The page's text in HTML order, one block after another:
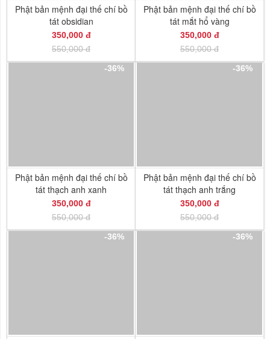
Phật bản mệnh đại thế chí bồ
tát obsidian
350,000 đ
550,000 đ
Phật bản mệnh đại thế chí bồ
tát mắt hổ vàng
350,000 đ
550,000 đ
-36%
Phật bản mệnh đại thế chí bồ
tát thạch anh xanh
350,000 đ
550,000 đ
-36%
Phật bản mệnh đại thế chí bồ
tát thạch anh trắng
350,000 đ
550,000 đ
-36%
-36%